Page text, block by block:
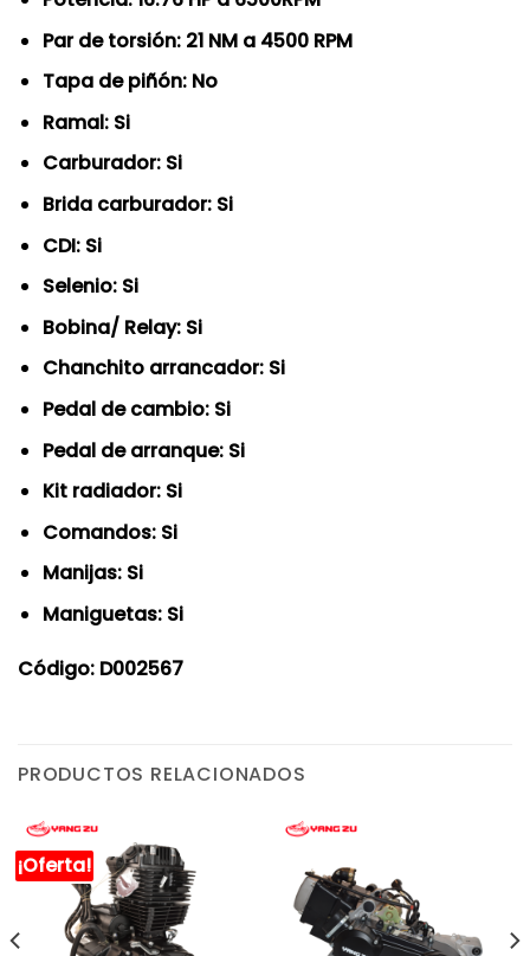
Par de torsión: 21 NM a 4500 RPM
Tapa de piñón: No
Ramal: Si
Carburador: Si
Brida carburador: Si
CDI: Si
Selenio: Si
Bobina/ Relay: Si
Chanchito arrancador: Si
Pedal de cambio: Si
Pedal de arranque: Si
Kit radiador: Si
Comandos: Si
Manijas: Si
Maniguetas: Si
Código: D002567
PRODUCTOS RELACIONADOS
¡Oferta!